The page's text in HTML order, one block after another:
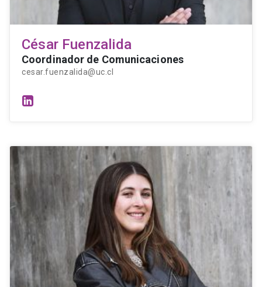
César Fuenzalida
Coordinador de Comunicaciones
cesar.fuenzalida@uc.cl